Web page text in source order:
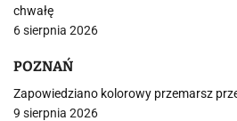
chwałę
6 sierpnia 2026
POZNAŃ
Zapowiedziano kolorowy przemarsz
9 sierpnia 2026